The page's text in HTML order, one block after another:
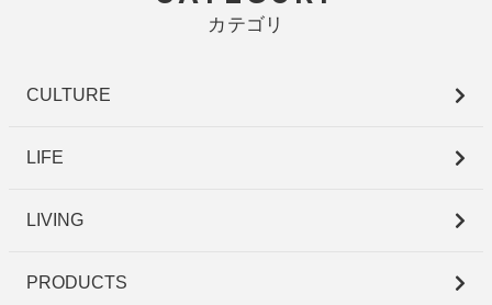
カテゴリ
CULTURE
LIFE
LIVING
PRODUCTS